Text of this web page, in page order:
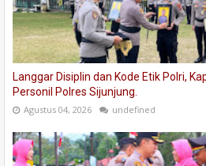
Langgar Disiplin dan Kode Etik Polri,
Personil Polres Sijunjung.
Agustus 04, 2026 undefined